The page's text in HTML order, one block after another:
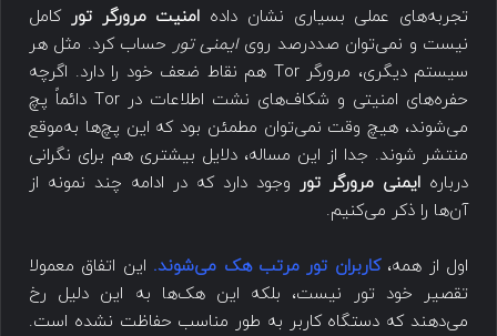
تجربه‌های عملی بسیاری نشان داده امنیت مرورگر تور کامل
نیست و نمی‌توان صددرصد رویایمنی تور حساب کرد. مثل هر
سیستم دیگری، مرورگر Tor هم نقاط ضعف خود را دارد. اگرچه
حفره‌های امنیتی و شکاف‌های نشت اطلاعات در Tor دائماً پچ
می‌شوند، هیچ وقت نمی‌توان مطمئن بود که این پچ‌ها به‌موقع
منتشر شوند. جدا از این مساله، دلایل بیشتری هم برای نگرانی
درباره ایمنی مرورگر تور وجود دارد که در ادامه چند نمونه از
آن‌ها را ذکر می‌کنیم.
اول از همه،کاربران تور مرتب هک می‌شوند. این اتفاق معمولا
تقصیر خود تور نیست، بلکه این هک‌ها به این دلیل رخ
می‌دهند که دستگاه کاربر به طور مناسب حفاظت نشده است.